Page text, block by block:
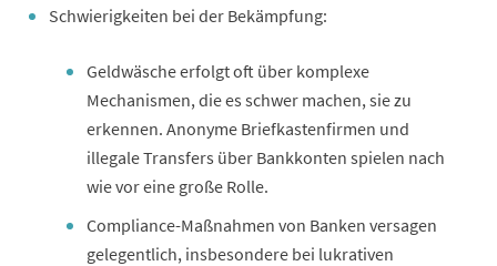
Schwierigkeiten bei der Bekämpfung:
Geldwäsche erfolgt oft über komplexe
Mechanismen, die es schwer machen, sie zu
erkennen. Anonyme Briefkastenfirmen und
illegale Transfers über Bankkonten spielen nach
wie vor eine große Rolle.
Compliance-Maßnahmen von Banken versagen
gelegentlich, insbesondere bei lukrativen